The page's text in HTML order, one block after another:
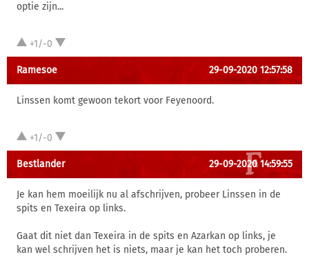
optie zijn...
+1/-0
Ramesoe 29-09-2020 12:57:58
Linssen komt gewoon tekort voor Feyenoord.
+1/-0
Bestlander 29-09-2020 14:59:55
Je kan hem moeilijk nu al afschrijven, probeer Linssen in de
spits en Texeira op links.
Gaat dit niet dan Texeira in de spits en Azarkan op links, je
kan wel schrijven het is niets, maar je kan het toch proberen.